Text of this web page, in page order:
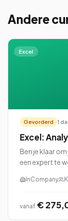
Andere
Excel
Gevorderd 1
Excel:
Ben je klaar
een expert te
Rapportage
InCompany
vanaf €